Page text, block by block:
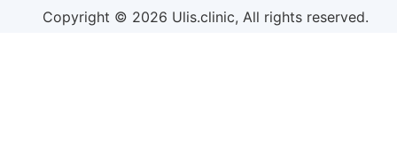
Copyright © 2026 Ulis.clinic, All rights reserved.